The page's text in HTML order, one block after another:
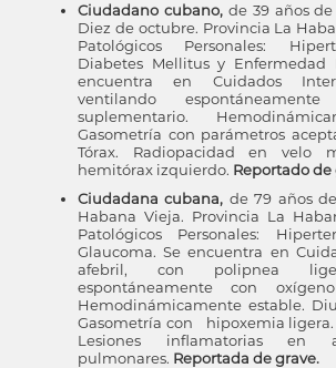
Ciudadano cubano, de 39 años
Diez de octubre. Provincia La
Patológicos Personales:
Diabetes Mellitus y Enfermedad
encuentra en Cuidados
ventilando
suplementario.
Gasometría con parámetros
Tórax. Radiopacidad en velo
hemitórax izquierdo. Reportado de
Ciudadana cubana, de 79 años
Habana Vieja. Provincia La
Patológicos Personales:
Glaucoma. Se encuentra en
afebril, con polipnea
espontáneamente con
Hemodinámicamente estable.
Gasometría con hipoxemia ligera.
Lesiones inflamatorias en
pulmonares. Reportada de grave.